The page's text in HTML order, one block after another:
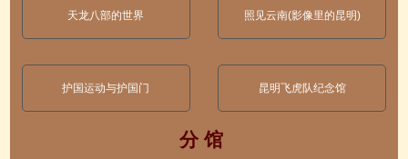
天龙八部的世界 照见云南(影像里的昆明)
护国运动与护国门 昆明飞虎队纪念馆
分 馆